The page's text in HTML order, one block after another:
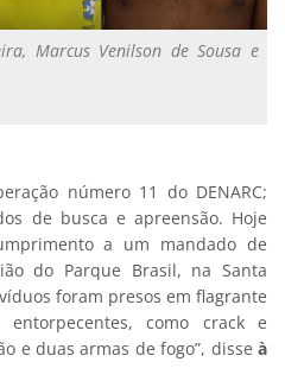
Marcus Venilson de Sousa e
número 11 do DENARC;
de busca e apreensão. Hoje
a um mandado de
do Parque Brasil, na Santa
foram presos em flagrante
como crack e
e duas armas de fogo”, disse à